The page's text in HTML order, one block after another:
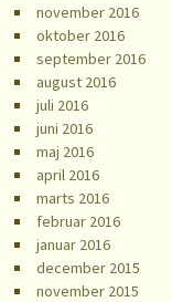
november 2016
oktober 2016
september 2016
august 2016
juli 2016
juni 2016
maj 2016
april 2016
marts 2016
februar 2016
januar 2016
december 2015
november 2015